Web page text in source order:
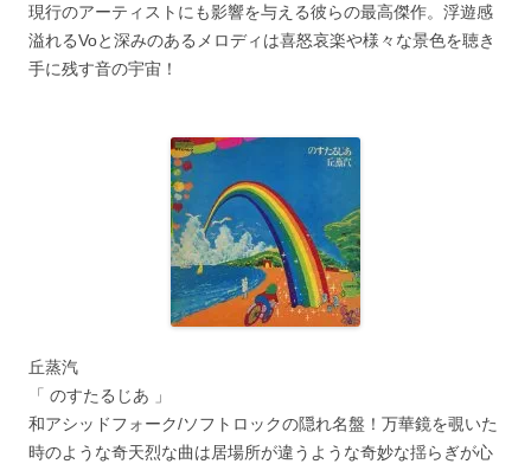
現行のアーティストにも影響を与える彼らの最高傑作。浮遊感
溢れるVoと深みのあるメロディは喜怒哀楽や様々な景色を聴き
手に残す音の宇宙！
丘蒸汽
「 のすたるじあ 」
和アシッドフォーク/ソフトロックの隠れ名盤！万華鏡を覗いた
時のような奇天烈な曲は居場所が違うような奇妙な揺らぎが心